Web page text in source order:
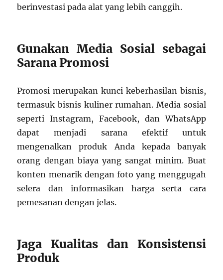
berinvestasi pada alat yang lebih canggih.
Gunakan Media Sosial sebagai
Sarana Promosi
Promosi merupakan kunci keberhasilan bisnis,
termasuk bisnis kuliner rumahan. Media sosial
seperti Instagram, Facebook, dan WhatsApp
dapat menjadi sarana efektif untuk
mengenalkan produk Anda kepada banyak
orang dengan biaya yang sangat minim. Buat
konten menarik dengan foto yang menggugah
selera dan informasikan harga serta cara
pemesanan dengan jelas.
Jaga Kualitas dan Konsistensi
Produk